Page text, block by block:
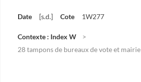
Date [s.d.] Cote 1W277
Contexte : Index W
28 tampons de bureaux de vote et mairie